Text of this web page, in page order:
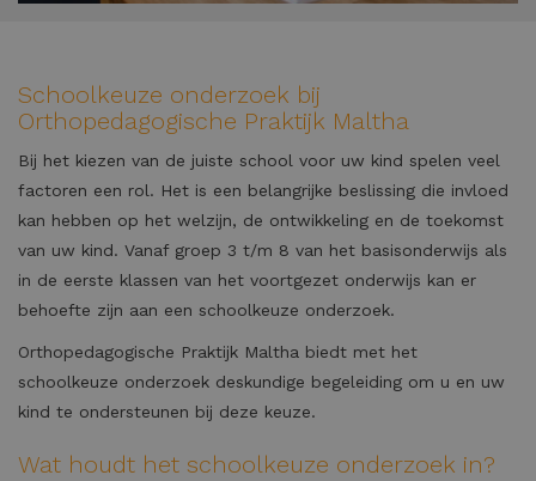
Schoolkeuze onderzoek bij
Orthopedagogische Praktijk Maltha
Bij het kiezen van de juiste school voor uw kind spelen veel
factoren een rol. Het is een belangrijke beslissing die invloed
kan hebben op het welzijn, de ontwikkeling en de toekomst
van uw kind. Vanaf groep 3 t/m 8 van het basisonderwijs als
in de eerste klassen van het voortgezet onderwijs kan er
behoefte zijn aan een schoolkeuze onderzoek.
Orthopedagogische Praktijk Maltha biedt met het
schoolkeuze onderzoek deskundige begeleiding om u en uw
kind te ondersteunen bij deze keuze.
Wat houdt het schoolkeuze onderzoek in?